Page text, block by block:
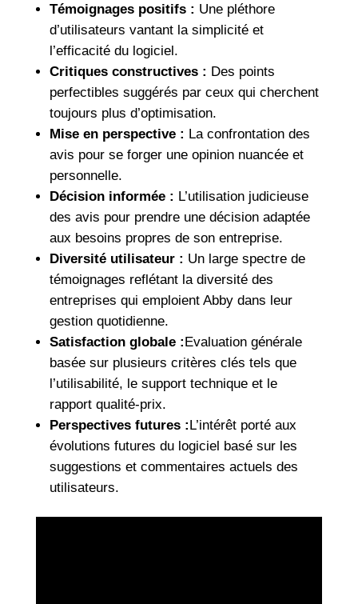
Témoignages positifs : Une pléthore
d’utilisateurs vantant la simplicité et
l’efficacité du logiciel.
Critiques constructives : Des points
perfectibles suggérés par ceux qui cherchent
toujours plus d’optimisation.
Mise en perspective : La confrontation des
avis pour se forger une opinion nuancée et
personnelle.
Décision informée : L’utilisation judicieuse
des avis pour prendre une décision adaptée
aux besoins propres de son entreprise.
Diversité utilisateur : Un large spectre de
témoignages reflétant la diversité des
entreprises qui emploient Abby dans leur
gestion quotidienne.
Satisfaction globale :Evaluation générale
basée sur plusieurs critères clés tels que
l’utilisabilité, le support technique et le
rapport qualité-prix.
Perspectives futures :L’intérêt porté aux
évolutions futures du logiciel basé sur les
suggestions et commentaires actuels des
utilisateurs.